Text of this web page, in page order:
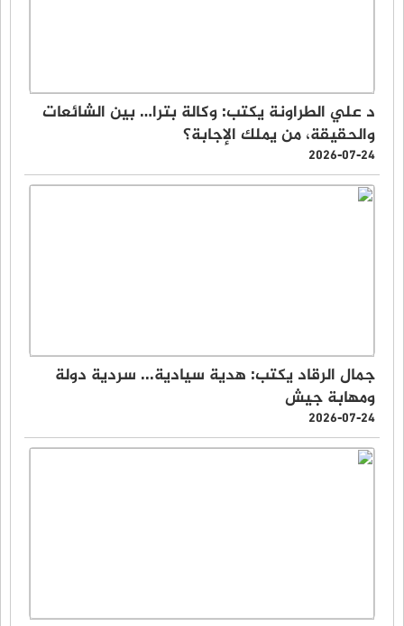
د علي الطراونة يكتب: وكالة بترا… بين الشائعات
والحقيقة، من يملك الإجابة؟
2026-07-24
جمال الرقاد يكتب: هدية سيادية... سردية دولة
ومهابة جيش
2026-07-24